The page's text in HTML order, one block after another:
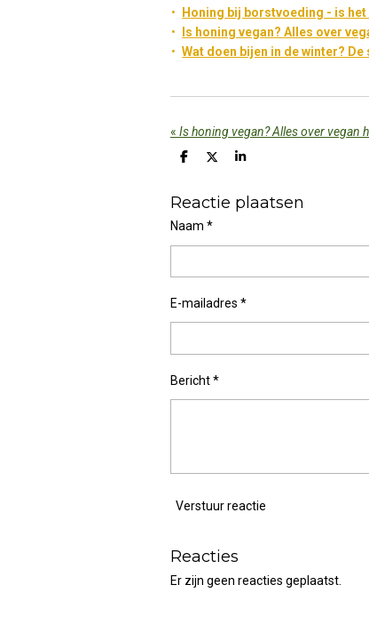
Honing bij borstvoeding - is het
Is honing vegan? Alles over
Wat doen bijen in de winter?
« Is honing vegan? Alles over vegan
D
e
n
D
l
S
r
e
Reactie plaatsen
Naam *
E-mailadres *
Bericht *
Verstuur reactie
Reacties
Er zijn geen reacties geplaatst.